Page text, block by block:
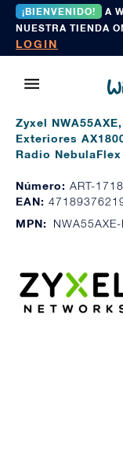
¡BIENVENIDO!
A
NUESTRA TIENDA
LOGIN
Zyxel
Exteriores
Radio NebulaFlex
Número: ART-
EAN:
MPN: